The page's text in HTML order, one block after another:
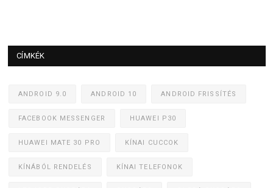
CÍMKÉK
ANDROID 9.0 ANDROID 10 ANDROID FRISSÍTÉS
FACEBOOK MESSENGER HUAWEI P30
HUAWEI MATE 30 PRO KÍNAI CUCCOK
KÍNÁBÓL RENDELÉS KÍNAI TELEFONOK